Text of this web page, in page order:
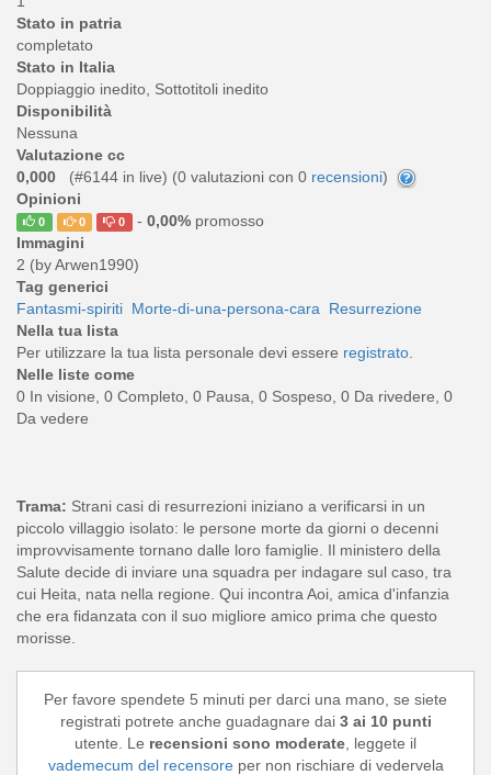
Stato in patria
completato
Stato in Italia
Doppiaggio inedito, Sottotitoli inedito
Disponibilità
Nessuna
Valutazione cc
0,000
(#6144 in live) (0 valutazioni con 0 recensioni)
Opinioni
0 0 0 - 0,00%promosso
Immagini
2 (by Arwen1990)
Tag generici
Fantasmi-spiriti Morte-di-una-persona-cara Resurrezione
Nella tua lista
Per utilizzare la tua lista personale devi essere registrato.
Nelle liste come
0 In visione, 0 Completo, 0 Pausa, 0 Sospeso, 0 Da rivedere, 0
Da vedere
Trama: Strani casi di resurrezioni iniziano a verificarsi in un
piccolo villaggio isolato: le persone morte da giorni o decenni
improvvisamente tornano dalle loro famiglie. Il ministero della
Salute decide di inviare una squadra per indagare sul caso, tra
cui Heita, nata nella regione. Qui incontra Aoi, amica d'infanzia
che era fidanzata con il suo migliore amico prima che questo
morisse.
Per favore spendete 5 minuti per darci una mano, se siete
registrati potrete anche guadagnare dai 3 ai 10 punti
utente. Le recensioni sono moderate, leggete il
vademecum del recensoreper non rischiare di vedervela